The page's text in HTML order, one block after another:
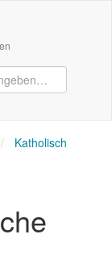
Katholisch